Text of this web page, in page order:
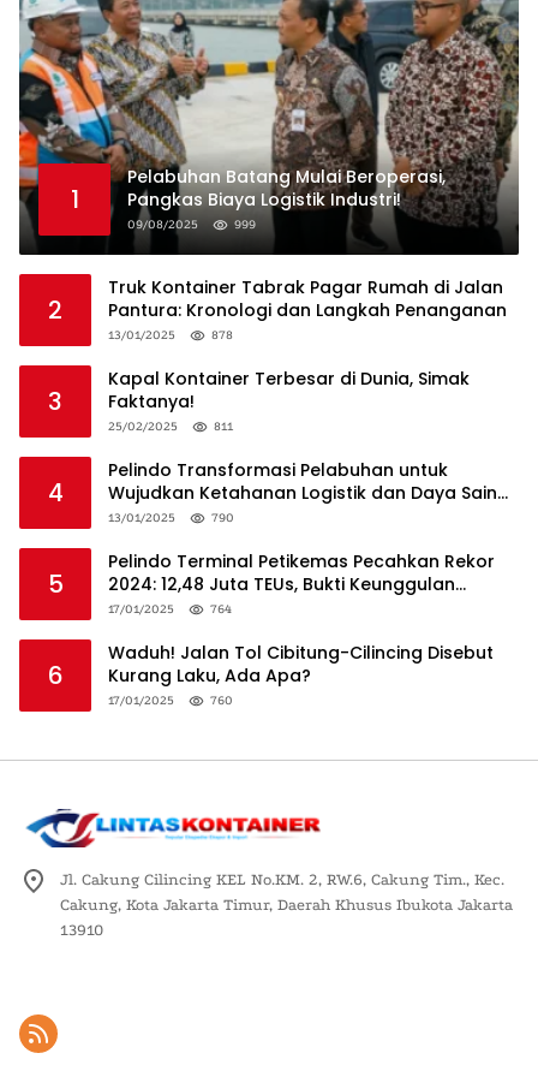
1
Pelabuhan Batang Mulai Beroperasi,
Pangkas Biaya Logistik Industri!
09/08/2025 999
2
Truk Kontainer Tabrak Pagar Rumah di Jalan
Pantura: Kronologi dan Langkah Penanganan
13/01/2025 878
3
Kapal Kontainer Terbesar di Dunia, Simak
Faktanya!
25/02/2025 811
4
Pelindo Transformasi Pelabuhan untuk
Wujudkan Ketahanan Logistik dan Daya Saing
Global
13/01/2025 790
5
Pelindo Terminal Petikemas Pecahkan Rekor
2024: 12,48 Juta TEUs, Bukti Keunggulan
Logistik Nasional
17/01/2025 764
6
Waduh! Jalan Tol Cibitung-Cilincing Disebut
Kurang Laku, Ada Apa?
17/01/2025 760
Jl. Cakung Cilincing KEL No.KM. 2, RW.6, Cakung Tim., Kec.
Cakung, Kota Jakarta Timur, Daerah Khusus Ibukota Jakarta
13910